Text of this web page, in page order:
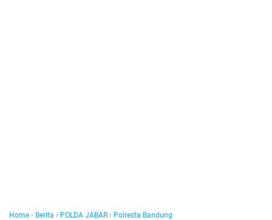
Home › Berita › POLDA JABAR › Polresta Bandung